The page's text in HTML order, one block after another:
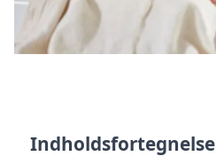
Indholdsfortegnelse